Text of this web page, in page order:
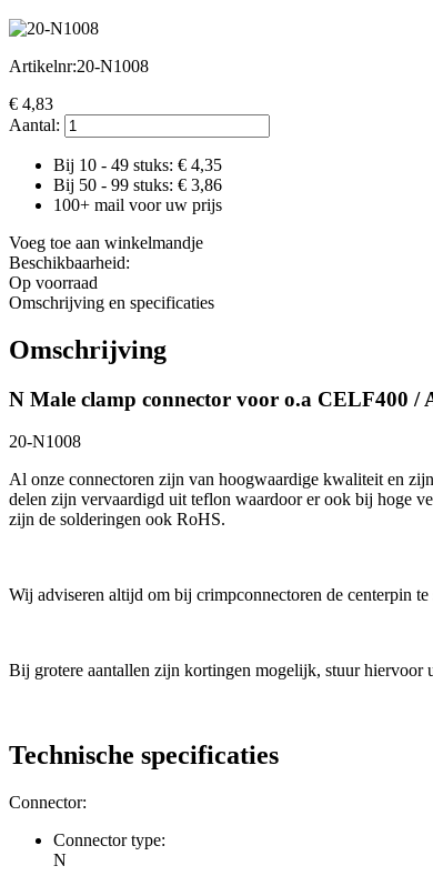
Artikelnr:20-N1008
€ 4,83
Aantal:
Bij 10 - 49 stuks: € 4,35
Bij 50 - 99 stuks: € 3,86
100+ mail voor uw prijs
Voeg toe aan winkelmandje
Beschikbaarheid:
Op voorraad
Omschrijving en specificaties
Omschrijving
N Male clamp connector voor o.a CELF400 /
20-N1008
Al onze connectoren zijn van hoogwaardige kwaliteit en
delen zijn vervaardigd uit teflon waardoor er ook bij hoge
zijn de solderingen ook RoHS.
Wij adviseren altijd om bij crimpconnectoren de centerpin
Bij grotere aantallen zijn kortingen mogelijk, stuur hiervoor
Technische specificaties
Connector:
Connector type:
N